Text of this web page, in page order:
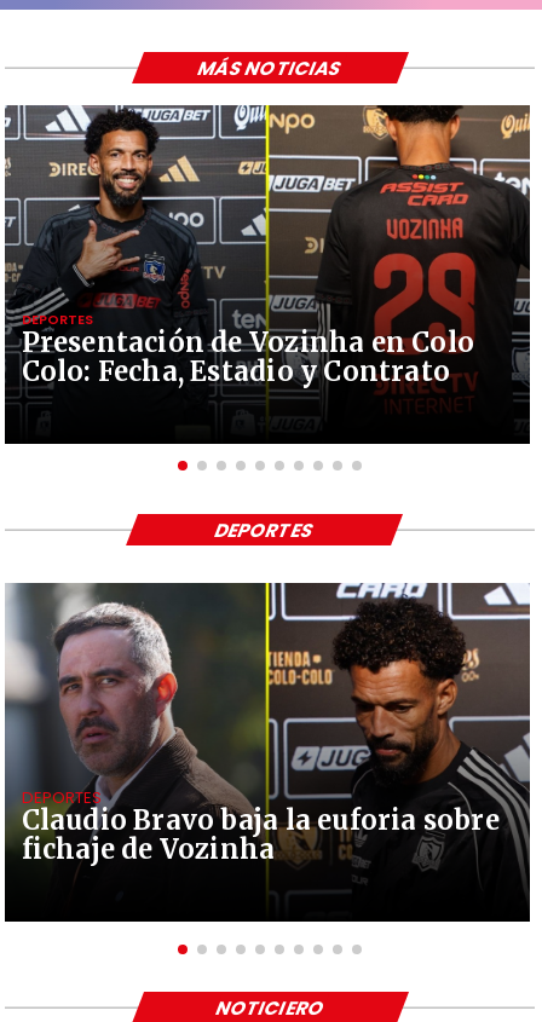
Presentación de Vozinha en Colo
Colo: Fecha, Estadio y Contrato
DEPORTES
MÁS NOTICIAS
Claudio Bravo baja la euforia sobre
fichaje de Vozinha
DEPORTES
DEPORTES
NOTICIERO